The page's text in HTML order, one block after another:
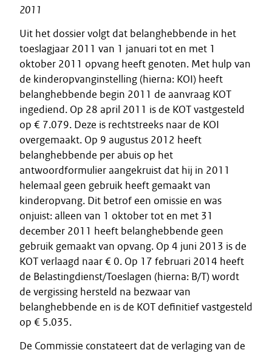
2011
Uit het dossier volgt dat belanghebbende in het
toeslagjaar 2011 van 1 januari tot en met 1
oktober 2011 opvang heeft genoten. Met hulp van
de kinderopvanginstelling (hierna: KOI) heeft
belanghebbende begin 2011 de aanvraag KOT
ingediend. Op 28 april 2011 is de KOT vastgesteld
op € 7.079. Deze is rechtstreeks naar de KOI
overgemaakt. Op 9 augustus 2012 heeft
belanghebbende per abuis op het
antwoordformulier aangekruist dat hij in 2011
helemaal geen gebruik heeft gemaakt van
kinderopvang. Dit betrof een omissie en was
onjuist: alleen van 1 oktober tot en met 31
december 2011 heeft belanghebbende geen
gebruik gemaakt van opvang. Op 4 juni 2013 is de
KOT verlaagd naar € 0. Op 17 februari 2014 heeft
de Belastingdienst/Toeslagen (hierna: B/T) wordt
de vergissing hersteld na bezwaar van
belanghebbende en is de KOT definitief vastgesteld
op € 5.035.
De Commissie constateert dat de verlaging van de